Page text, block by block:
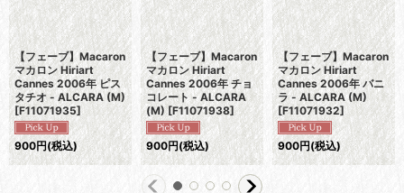
【フェーブ】Macaron
マカロン Hiriart
Cannes 2006年 ピス
タチオ - ALCARA (M)
[F11071935]
900円(税込)
【フェーブ】Macaron
マカロン Hiriart
Cannes 2006年 チョ
コレート - ALCARA
(M) [F11071938]
900円(税込)
【フェーブ】Macaron
マカロン Hiriart
Cannes 2006年 バニ
ラ - ALCARA (M)
[F11071932]
900円(税込)